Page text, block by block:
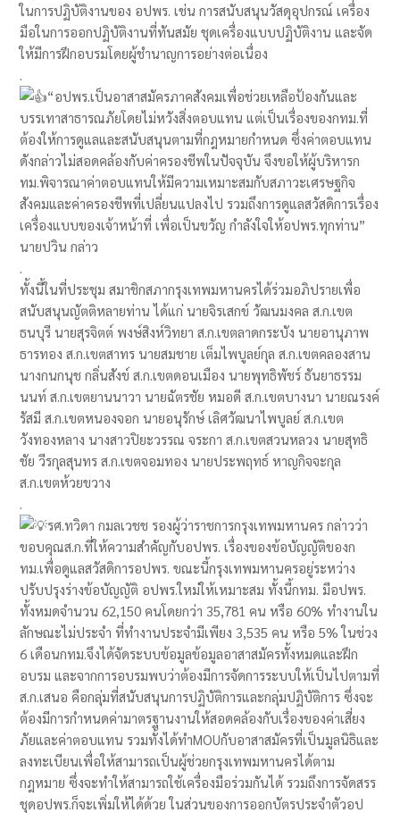
ในการปฏิบัติงานของ อปพร. เช่น การสนับสนุนวัสดุอุปกรณ์ เครื่อง
มือในการออกปฏิบัติงานที่ทันสมัย ชุดเครื่องแบบปฏิบัติงาน และจัด
ให้มีการฝึกอบรมโดยผู้ชำนาญการอย่างต่อเนื่อง
.
“อปพร.เป็นอาสาสมัครภาคสังคมเพื่อช่วยเหลือป้องกันและ
บรรเทาสาธารณภัยโดยไม่หวังสิ่งตอบแทน แต่เป็นเรื่องของกทม.ที่
ต้องให้การดูแลและสนับสนุนตามที่กฎหมายกำหนด ซึ่งค่าตอบแทน
ดังกล่าวไม่สอดคล้องกับค่าครองชีพในปัจจุบัน จึงขอให้ผู้บริหารก
ทม.พิจารณาค่าตอบแทนให้มีความเหมาะสมกับสภาวะเศรษฐกิจ
สังคมและค่าครองชีพที่เปลี่ยนแปลงไป รวมถึงการดูแลสวัสดิการเรื่อง
เครื่องแบบของเจ้าหน้าที่ เพื่อเป็นขวัญ กำลังใจให้อปพร.ทุกท่าน”
นายปวิน กล่าว
.
ทั้งนี้ในที่ประชุม สมาชิกสภากรุงเทพมหานครได้ร่วมอภิปรายเพื่อ
สนับสนุนญัตติหลายท่าน ได้แก่ นายจิรเสกข์ วัฒนมงคล ส.ก.เขต
ธนบุรี นายสุรจิตต์ พงษ์สิงห์วิทยา ส.ก.เขตลาดกระบัง นายอานุภาพ
ธารทอง ส.ก.เขตสาทร นายสมชาย เต็มไพบูลย์กุล ส.ก.เขตคลองสาน
นางกนกนุช กลิ่นสังข์ ส.ก.เขตดอนเมือง นายพุทธิพัชร์ ธันยาธรรม
นนท์ ส.ก.เขตยานนาวา นายฉัตรชัย หมอดี ส.ก.เขตบางนา นายณรงค์
รัสมี ส.ก.เขตหนองจอก นายอนุรักษ์ เลิศวัฒนาไพบูลย์ ส.ก.เขต
วังทองหลาง นางสาวปิยะวรรณ จระกา ส.ก.เขตสวนหลวง นายสุทธิ
ชัย วีรกุลสุนทร ส.ก.เขตจอมทอง นายประพฤทธ์ หาญกิจจะกุล
ส.ก.เขตห้วยขวาง
.
รศ.ทวิดา กมลเวชช รองผู้ว่าราชการกรุงเทพมหานคร กล่าวว่า
ขอบคุณส.ก.ที่ให้ความสำคัญกับอปพร. เรื่องของข้อบัญญัติของก
ทม.เพื่อดูแลสวัสดิการอปพร. ขณะนี้กรุงเทพมหานครอยู่ระหว่าง
ปรับปรุงร่างข้อบัญญัติ อปพร.ใหม่ให้เหมาะสม ทั้งนี้กทม. มีอปพร.
ทั้งหมดจำนวน 62,150 คนโดยกว่า 35,781 คน หรือ 60% ทำงานใน
ลักษณะไม่ประจำ ที่ทำงานประจำมีเพียง 3,535 คน หรือ 5% ในช่วง
6 เดือนกทม.จึงได้จัดระบบข้อมูลข้อมูลอาสาสมัครทั้งหมดและฝึก
อบรม และจากการอบรมพบว่าต้องมีการจัดการระบบให้เป็นไปตามที่
ส.ก.เสนอ คือกลุ่มที่สนับสนุนการปฏิบัติการและกลุ่มปฏิบัติการ ซึ่งจะ
ต้องมีการกำหนดค่ามาตรฐานงานให้สอดคล้องกับเรื่องของค่าเสี่ยง
ภัยและค่าตอบแทน รวมทั้งได้ทำMOUกับอาสาสมัครที่เป็นมูลนิธิและ
ลงทะเบียนเพื่อให้สามารถเป็นผู้ช่วยกรุงเทพมหานครได้ตาม
กฎหมาย ซึ่งจะทำให้สามารถใช้เครื่องมือร่วมกันได้ รวมถึงการจัดสรร
ชุดอปพร.ก็จะเพิ่มให้ได้ด้วย ในส่วนของการออกบัตรประจำตัวอป